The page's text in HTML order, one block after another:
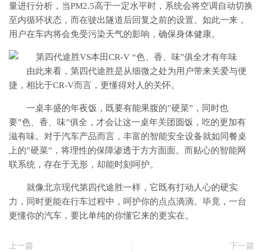
量进行分析，当PM2.5高于一定水平时，系统会将空调自动切换
至内循环状态，而在驶出隧道后回复之前的设置。如此一来，
用户在车内将会免受污染天气的影响，确保身体健康。
由此来看，第四代途胜是从细微之处为用户带来关爱与便
捷，相比于CR-V而言，更懂得对人的关怀。
一桌丰盛的年夜饭，既要有能果腹的”硬菜”，同时也
要”色、香、味”俱全，才会让这一桌年关团圆饭，吃的更加有
滋有味。对于汽车产品而言，丰富的智能安全设备就如同餐桌
上的”硬菜”，将理性的保障渗透于方方面面。而贴心的智能网
联系统，存在于无形，却能时刻呵护。
就像北京现代第四代途胜一样，它既有打动人心的硬实
力，同时更能在行车过程中，呵护你的点点滴滴。毕竟，一台
更懂你的汽车，要比单纯的你懂它来的更实在。
上一篇
下一篇